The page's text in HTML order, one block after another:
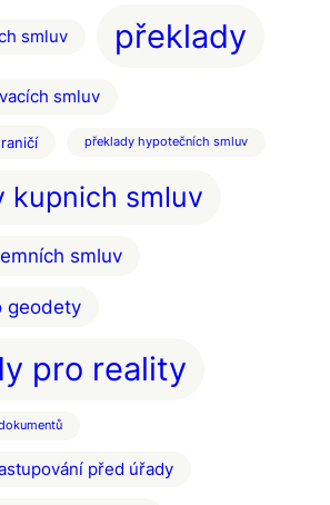
smluv překlady
smluv
překlady hypotečních smluv
kupnich smluv
smluv
geodety
pro reality
před úřady